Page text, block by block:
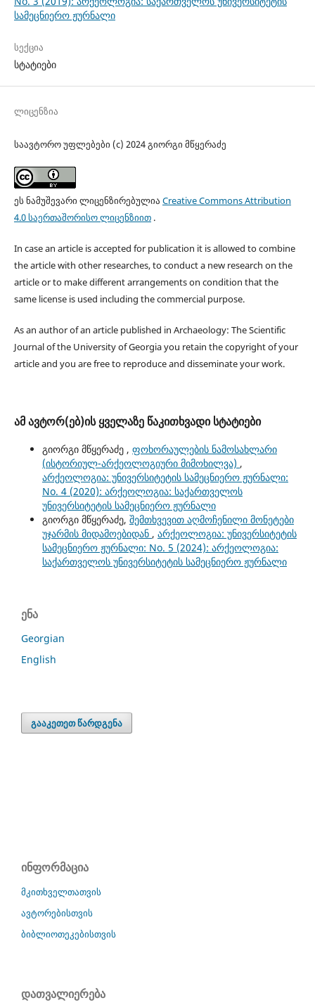
სამეცნიერო ჟურნალი
სექცია
სტატიები
ლიცენზია
საავტორო უფლებები (c) 2024 გიორგი მწყერაძე
ეს ნამუშევარი ლიცენზირებულია Creative Commons Attribution
4.0 საერთაშორისო ლიცენზიით.
In case an article is accepted for publication it is allowed to combine
the article with other researches, to conduct a new research on the
article or to make different arrangements on condition that the
same license is used including the commercial purpose.
As an author of an article published in Archaeology: The Scientific
Journal of the University of Georgia you retain the copyright of your
article and you are free to reproduce and disseminate your work.
ამ ავტორ(ებ)ის ყველაზე წაკითხვადი სტატიები
გიორგი მწყერაძე , ფოხორაულების ნამოსახლარი
(ისტორიულ-არქეოლოგიური მიმოხილვა) ,
არქეოლოგია: უნივერსიტეტის სამეცნიერო ჟურნალი:
No. 4 (2020): არქეოლოგია: საქართველოს
უნივერსიტეტის სამეცნიერო ჟურნალი
გიორგი მწყერაძე, შემთხვევით აღმოჩენილი მონეტები
უჯარმის მიდამოებიდან , არქეოლოგია: უნივერსიტეტის
სამეცნიერო ჟურნალი: No. 5 (2024): არქეოლოგია:
საქართველოს უნივერსიტეტის სამეცნიერო ჟურნალი
ენა
Georgian
English
გააკეთეთ წარდგენა
ინფორმაცია
მკითხველთათვის
ავტორებისთვის
ბიბლიოთეკებისთვის
დათვალიერება